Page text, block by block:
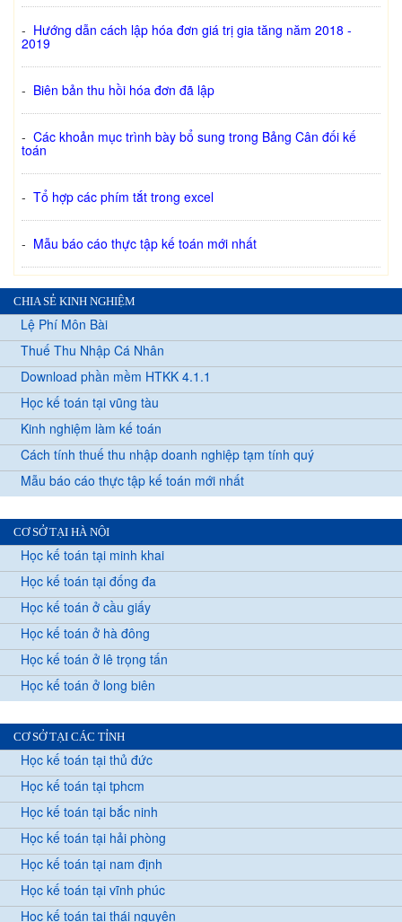
- Hướng dẫn cách lập hóa đơn giá trị gia tăng năm 2018 -
2019
- Biên bản thu hồi hóa đơn đã lập
- Các khoản mục trình bày bổ sung trong Bảng Cân đối kế
toán
- Tổ hợp các phím tắt trong excel
- Mẫu báo cáo thực tập kế toán mới nhất
CHIA SẺ KINH NGHIỆM
Lệ Phí Môn Bài
Thuế Thu Nhập Cá Nhân
Download phần mềm HTKK 4.1.1
Học kế toán tại vũng tàu
Kinh nghiệm làm kế toán
Cách tính thuế thu nhập doanh nghiệp tạm tính quý
Mẫu báo cáo thực tập kế toán mới nhất
CƠ SỞ TẠI HÀ NỘI
Học kế toán tại minh khai
Học kế toán tại đống đa
Học kế toán ở cầu giấy
Học kế toán ở hà đông
Học kế toán ở lê trọng tấn
Học kế toán ở long biên
CƠ SỞ TẠI CÁC TỈNH
Học kế toán tại thủ đức
Học kế toán tại tphcm
Học kế toán tại bắc ninh
Học kế toán tại hải phòng
Học kế toán tại nam định
Học kế toán tại vĩnh phúc
Học kế toán tại thái nguyên